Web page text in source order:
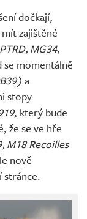
dočkají,
zajištěné
MG34,
momentálně
a
stopy
, který bude
že se ve hře
M18 Recoilles
nově
stránce.